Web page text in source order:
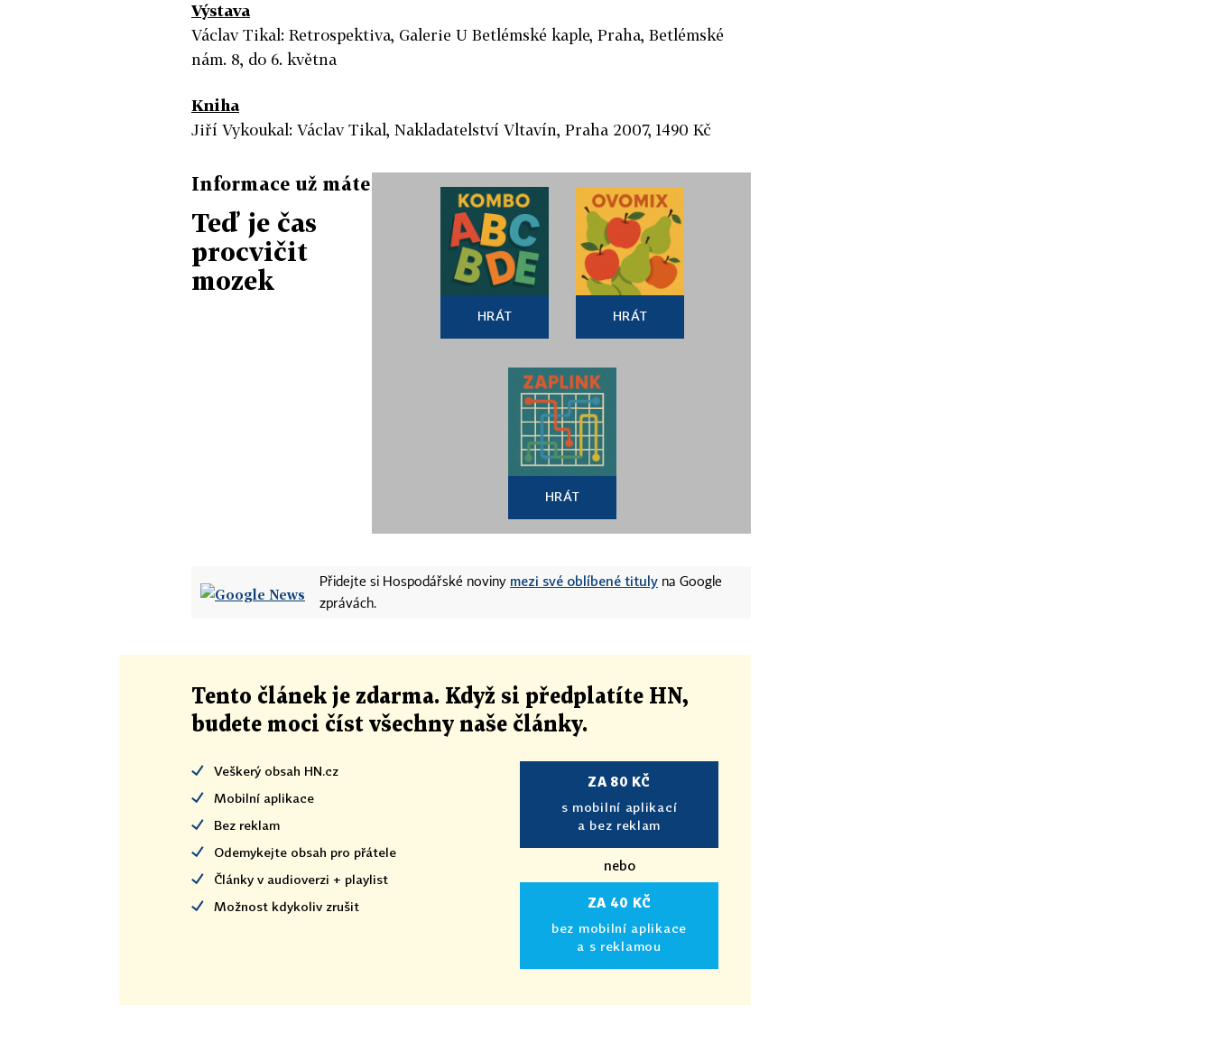
Výstava
Václav Tikal: Retrospektiva, Galerie U Betlémské kaple, Praha, Betlémské
nám. 8, do 6. května
Kniha
Jiří Vykoukal: Václav Tikal, Nakladatelství Vltavín, Praha 2007, 1490 Kč
Informace už máte
Teď je čas
procvičit
mozek
HRÁT HRÁT
HRÁT
Přidejte si Hospodářské noviny mezi své oblíbené tituly na Google
zprávách.
Tento článek je zdarma. Když si předplatíte HN,
budete moci číst všechny naše články.
Veškerý obsah HN.cz
Mobilní aplikace
Bez reklam
Odemykejte obsah pro přátele
Články v audioverzi + playlist
Možnost kdykoliv zrušit
ZA 80 KČ
s mobilní aplikací
a bez reklam
nebo
ZA 40 KČ
bez mobilní aplikace
a s reklamou